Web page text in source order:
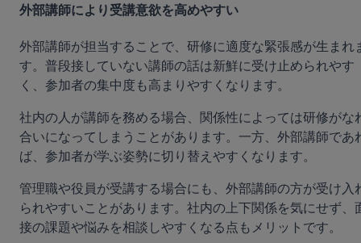
外部講師により受講意欲を高めやすい
外部講師が担当することで、研修に適度な緊張感が生まれ
す。普段接していない講師の話は新鮮に受け止められやす
く、参加者の集中度も高まりやすくなります。
社内の人が講師を務める場合、関係性によっては研修がな
合いになってしまうことがあります。一方、外部講師であ
ば、参加者が学ぶ姿勢に切り替えやすくなります。
管理職や役員が受講する場合にも、外部講師の方が受け入
られやすいことがあります。社内の上下関係を気にせず、
接の課題や悩みを相談しやすくなる点もメリットです。